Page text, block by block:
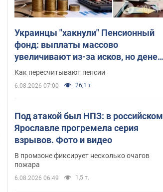
Украинцы "хакнули" Пенсионный
фонд: выплаты массово
увеличивают из-за исков, но денег
не хватает
Как пересчитывают пенсии
6.08.2026 07:00 26,1 т.
Под атакой был НПЗ: в российском
Ярославле прогремела серия
взрывов. Фото и видео
В промзоне фиксирует несколько очагов
пожара
6.08.2026 06:49 1,5 т.